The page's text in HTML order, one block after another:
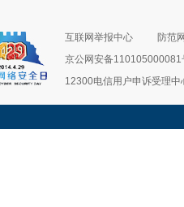
互联网举报中心
防范
京公网安备110105000081
12300电信用户申诉受理中